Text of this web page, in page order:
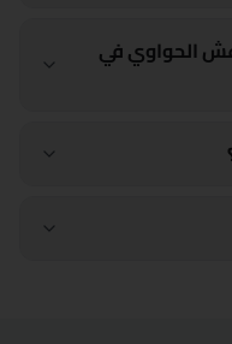
الحواوي في